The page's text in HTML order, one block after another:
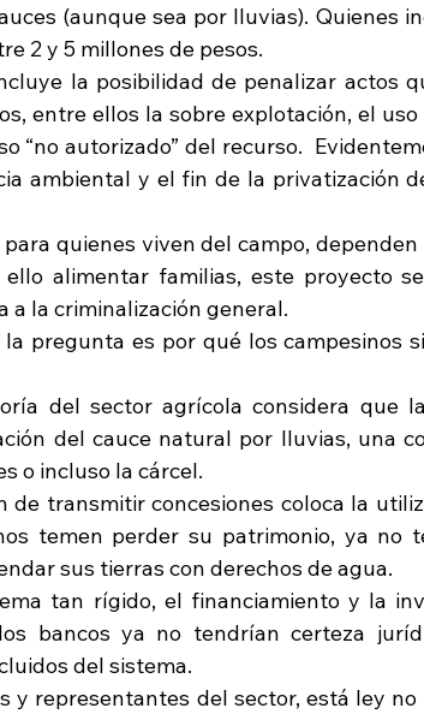
(aunque sea por lluvias). Quienes
2 y 5 millones de pesos.
la posibilidad de penalizar actos
entre ellos la sobre explotación, el
“no autorizado” del recurso.
ambiental y el fin de la privatización
quienes viven del campo,
alimentar familias, este proyecto
a la criminalización general.
la pregunta es por qué los campesinos
del sector agrícola considera que
del cauce natural por lluvias, una
o incluso la cárcel.
de transmitir concesiones coloca la
temen perder su patrimonio, ya no
sus tierras con derechos de agua.
tan rígido, el financiamiento y la
bancos ya no tendrían certeza
del sistema.
y representantes del sector, está ley